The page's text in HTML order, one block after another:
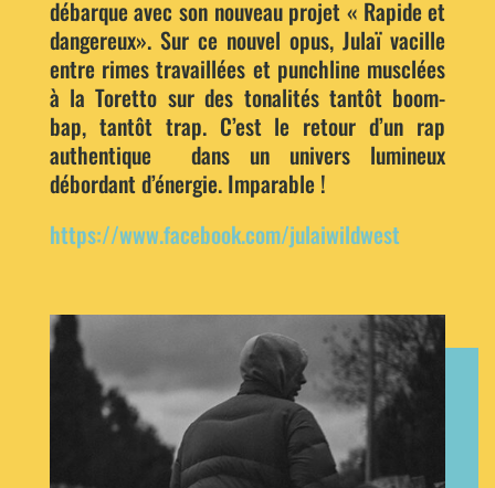
débarque avec son nouveau projet « Rapide et
dangereux». Sur ce nouvel opus, Julaï vacille
entre rimes travaillées et punchline musclées
à la Toretto sur des tonalités tantôt boom-
bap, tantôt trap. C’est le retour d’un rap
authentique dans un univers lumineux
débordant d’énergie. Imparable !
https://www.facebook.com/julaiwildwest